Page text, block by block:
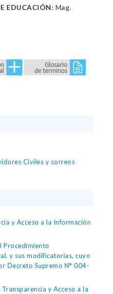
EDUCACIÓN: Mag.
Civiles y correos
y Acceso a la Información
Procedimiento
y sus modificatorias, cuyo
Decreto Supremo N° 004-
y Acceso a la